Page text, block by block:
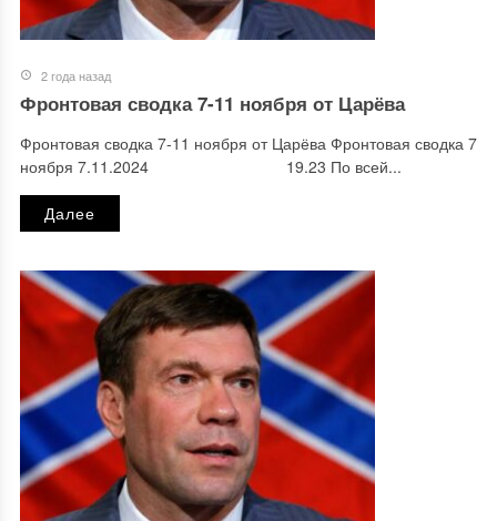
2 года назад
Фронтовая сводка 7-11 ноября от Царёва
Фронтовая сводка 7-11 ноября от Царёва Фронтовая сводка 7
ноября 7.11.2024 19.23 По всей...
Далее